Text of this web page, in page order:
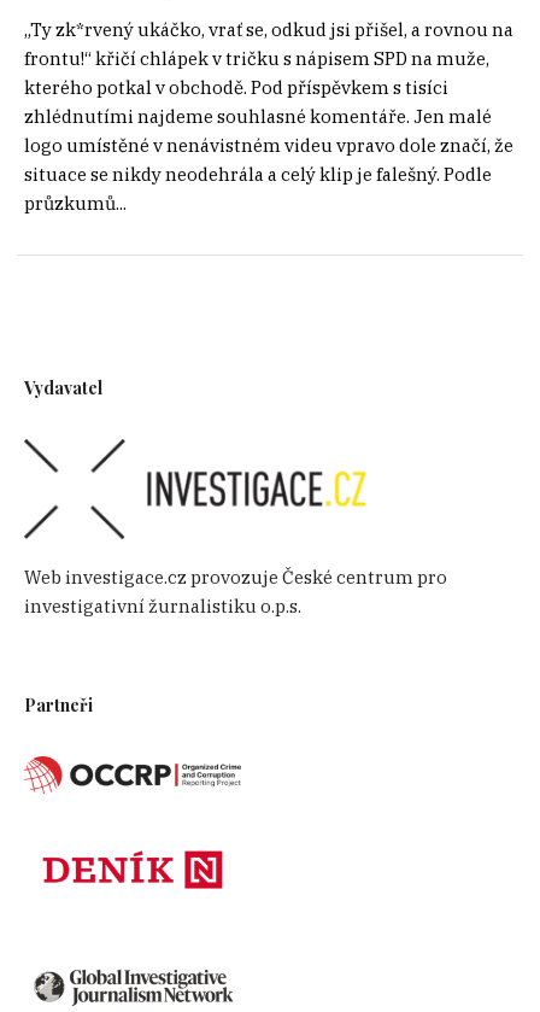
„Ty zk*rvený ukáčko, vrať se, odkud jsi přišel, a rovnou na
frontu!“ křičí chlápek v tričku s nápisem SPD na muže,
kterého potkal v obchodě. Pod příspěvkem s tisíci
zhlédnutími najdeme souhlasné komentáře. Jen malé
logo umístěné v nenávistném videu vpravo dole značí, že
situace se nikdy neodehrála a celý klip je falešný. Podle
průzkumů...
Vydavatel
Web investigace.cz provozuje České centrum pro
investigativní žurnalistiku o.p.s.
Partneři